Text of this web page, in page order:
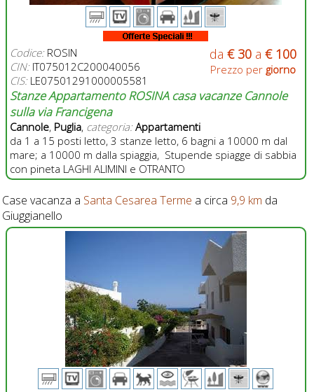
da€ 30 a€ 100
Prezzo per giorno
Codice:ROSIN
CIN:IT075012C200040056
CIS:LE07501291000005581
Stanze Appartamento ROSINA casa vacanze Cannole
sulla via Francigena
Cannole, Puglia, categoria: Appartamenti
da 1 a 15 posti letto, 3 stanze letto, 6 bagni a 10000 m dal
mare; a 10000 m dalla spiaggia, Stupende spiagge di sabbia
con pineta LAGHI ALIMINI e OTRANTO
Case vacanza a Santa Cesarea Terme a circa 9,9 km da
Giuggianello